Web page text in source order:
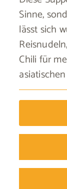
Sinne,
lässt sich
Chili für